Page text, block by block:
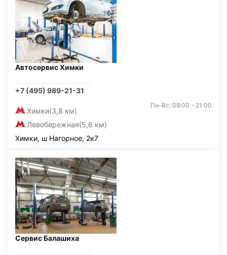
Автосервис Химки
+7 (495) 989-21-31
Химки(3,8 км)
Левобережная(5,6 км)
Пн-Вс: 09:00 - 21:00
Химки, ш Нагорное, 2к7
Сервис Балашиха